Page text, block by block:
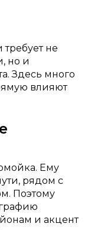
не
но и
Здесь много
влияют
Ему
рядом с
Поэтому
и акцент